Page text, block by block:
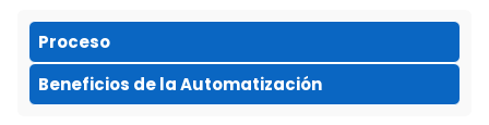
Proceso
Beneficios de la Automatización